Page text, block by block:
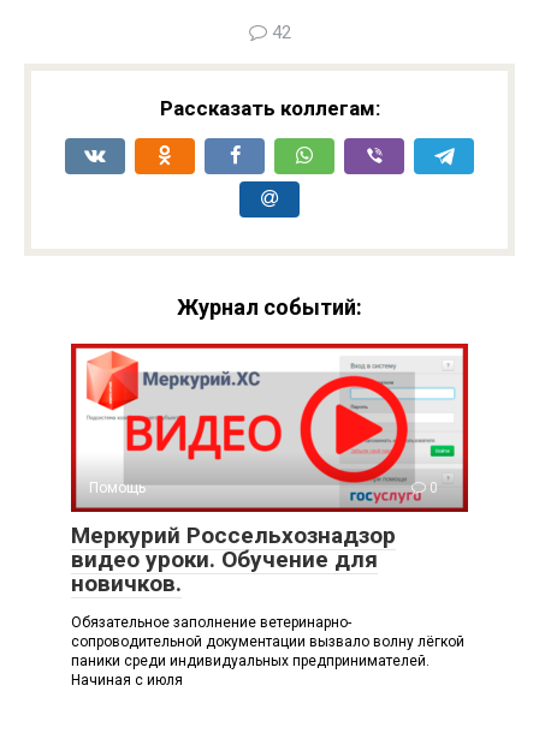
42
Рассказать коллегам:
Журнал событий:
Помощь 0
Меркурий Россельхознадзор
видео уроки. Обучение для
новичков.
Обязательное заполнение ветеринарно-
сопроводительной документации вызвало волну лёгкой
паники среди индивидуальных предпринимателей.
Начиная с июля